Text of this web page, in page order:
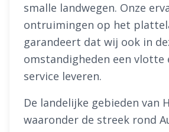
smalle landwegen. Onze
ontruimingen op het
garandeert dat wij ook in
omstandigheden een vlotte
service leveren.
De landelijke gebieden van
waaronder de streek rond